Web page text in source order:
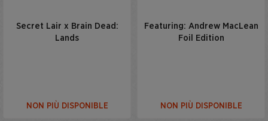
Secret Lair x Brain Dead:
Lands
NON PIÙ DISPONIBLE
Featuring: Andrew MacLean
Foil Edition
NON PIÙ DISPONIBLE